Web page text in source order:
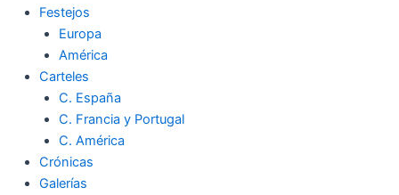
Festejos
Europa
América
Carteles
C. España
C. Francia y Portugal
C. América
Crónicas
Galerías